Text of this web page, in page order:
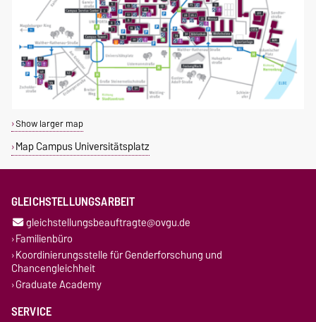
Show larger map
Map Campus Universitätsplatz
GLEICHSTELLUNGSARBEIT
gleichstellungsbeauftragte@ovgu.de
Familienbüro
Koordinierungsstelle für Genderforschung und
Chancengleichheit
Graduate Academy
SERVICE